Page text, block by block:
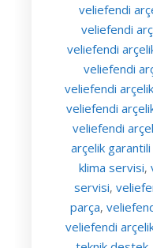
veliefendi
veliefendi
veliefendi
veliefendi
veliefendi
veliefendi
veliefendi
arçelik
klima servisi,
servisi,
parça,
veliefendi